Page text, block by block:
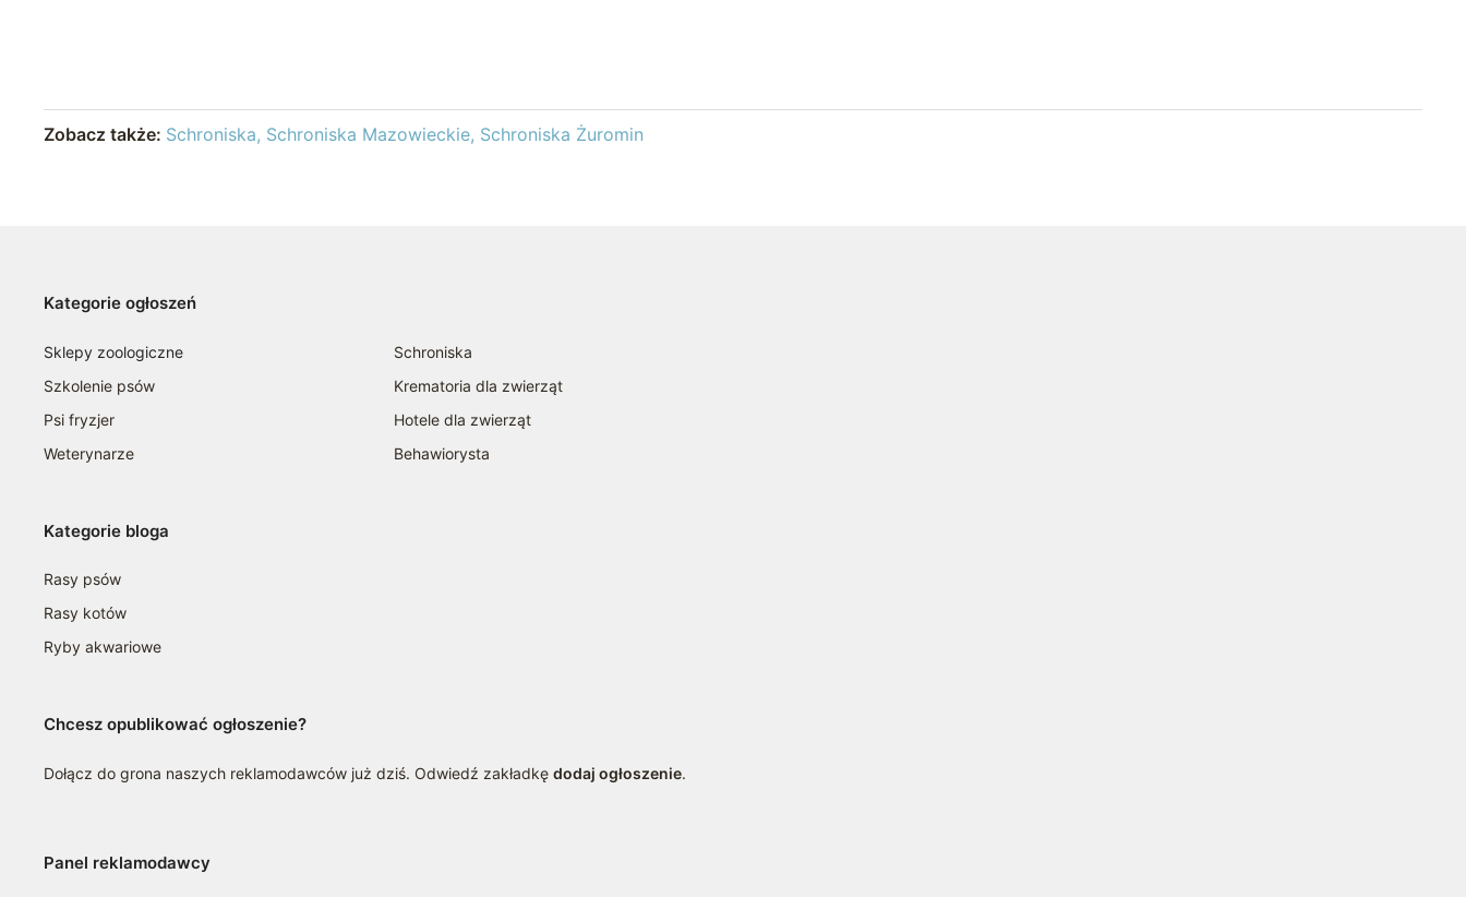
Zobacz także: Schroniska Schroniska Mazowieckie Schroniska Żuromin
Kategorie ogłoszeń
Sklepy zoologiczne
Szkolenie psów
Psi fryzjer
Weterynarze
Schroniska
Krematoria dla zwierząt
Hotele dla zwierząt
Behawiorysta
Kategorie bloga
Rasy psów
Rasy kotów
Ryby akwariowe
Chcesz opublikować ogłoszenie?
Dołącz do grona naszych reklamodawców już dziś. Odwiedź zakładkę dodaj ogłoszenie.
Panel reklamodawcy